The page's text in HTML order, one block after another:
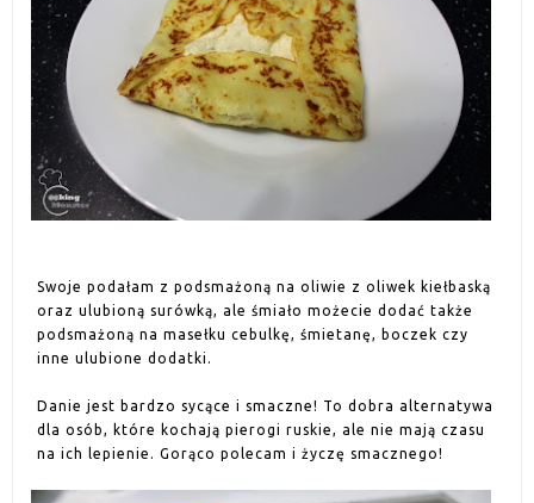
Swoje podałam z podsmażoną na oliwie z oliwek kiełbaską
oraz ulubioną surówką, ale śmiało możecie dodać także
podsmażoną na masełku cebulkę, śmietanę, boczek czy
inne ulubione dodatki.
Danie jest bardzo sycące i smaczne! To dobra alternatywa
dla osób, które kochają pierogi ruskie, ale nie mają czasu
na ich lepienie. Gorąco polecam i życzę smacznego!